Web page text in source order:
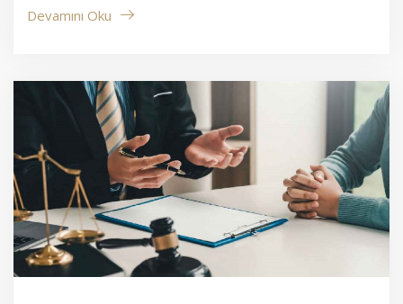
Devamını Oku